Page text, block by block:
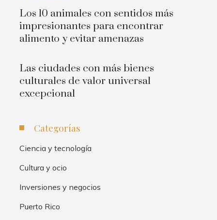
Los 10 animales con sentidos más
impresionantes para encontrar
alimento y evitar amenazas
Las ciudades con más bienes
culturales de valor universal
excepcional
Categorías
Ciencia y tecnología
Cultura y ocio
Inversiones y negocios
Puerto Rico